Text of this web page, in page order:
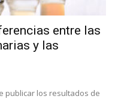
entre las
y las
publicar los resultados de